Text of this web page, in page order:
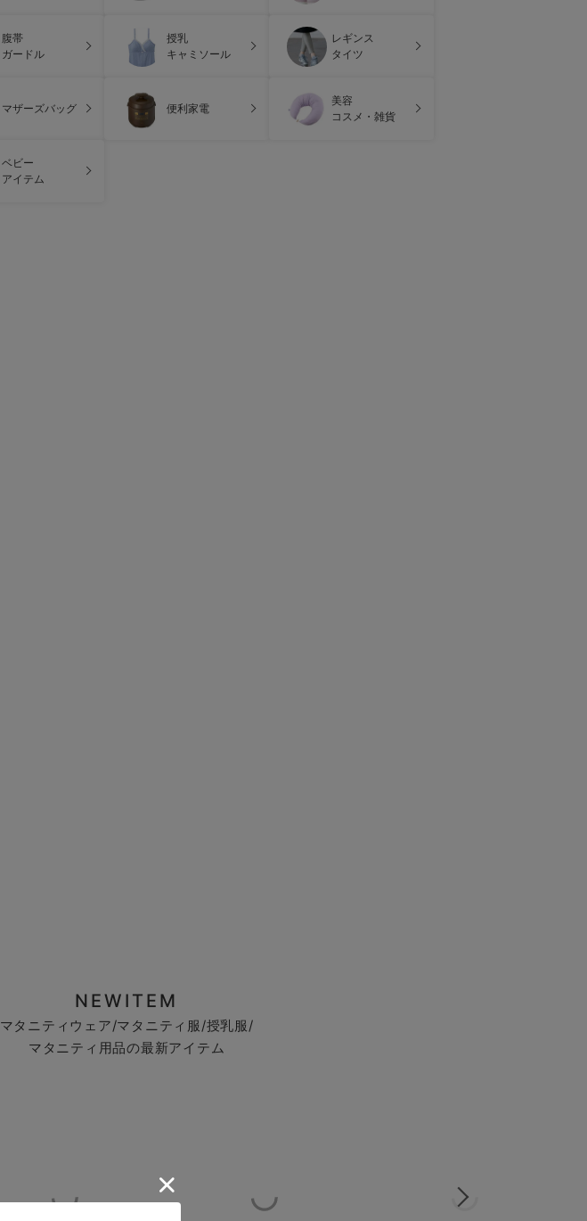
腹帯
ガードル
授乳
キャミソール
レギンス
タイツ
マザーズバッグ 便利家電
美容
コスメ・雑貨
ベビー
アイテム
NEWITEM
マタニティウェア/マタニティ服/授乳服/
マタニティ用品の最新アイテム